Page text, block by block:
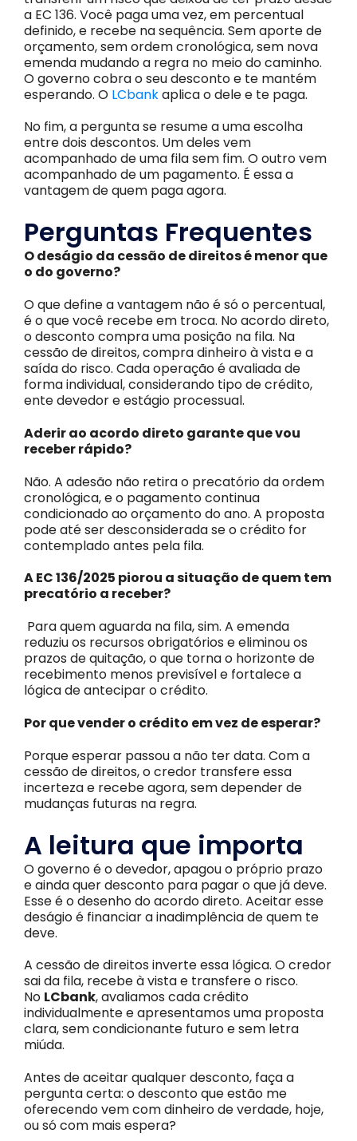
a EC 136. Você paga uma vez, em percentual
definido, e recebe na sequência. Sem aporte de
orçamento, sem ordem cronológica, sem nova
emenda mudando a regra no meio do caminho.
O governo cobra o seu desconto e te mantém
esperando. O LCbankaplica o dele e te paga.
No fim, a pergunta se resume a uma escolha
entre dois descontos. Um deles vem
acompanhado de uma fila sem fim. O outro vem
acompanhado de um pagamento. É essa a
vantagem de quem paga agora.
Perguntas Frequentes
O deságio da cessão de direitos é menor que
o do governo?
O que define a vantagem não é só o percentual,
é o que você recebe em troca. No acordo direto,
o desconto compra uma posição na fila. Na
cessão de direitos, compra dinheiro à vista e a
saída do risco. Cada operação é avaliada de
forma individual, considerando tipo de crédito,
ente devedor e estágio processual.
Aderir ao acordo direto garante que vou
receber rápido?
Não. A adesão não retira o precatório da ordem
cronológica, e o pagamento continua
condicionado ao orçamento do ano. A proposta
pode até ser desconsiderada se o crédito for
contemplado antes pela fila.
A EC 136/2025 piorou a situação de quem tem
precatório a receber?
Para quem aguarda na fila, sim. A emenda
reduziu os recursos obrigatórios e eliminou os
prazos de quitação, o que torna o horizonte de
recebimento menos previsível e fortalece a
lógica de antecipar o crédito.
Por que vender o crédito em vez de esperar?
Porque esperar passou a não ter data. Com a
cessão de direitos, o credor transfere essa
incerteza e recebe agora, sem depender de
mudanças futuras na regra.
A leitura que importa
O governo é o devedor, apagou o próprio prazo
e ainda quer desconto para pagar o que já deve.
Esse é o desenho do acordo direto. Aceitar esse
deságio é financiar a inadimplência de quem te
deve.
A cessão de direitos inverte essa lógica. O credor
sai da fila, recebe à vista e transfere o risco.
No LCbank, avaliamos cada crédito
individualmente e apresentamos uma proposta
clara, sem condicionante futuro e sem letra
miúda.
Antes de aceitar qualquer desconto, faça a
pergunta certa: o desconto que estão me
oferecendo vem com dinheiro de verdade, hoje,
ou só com mais espera?